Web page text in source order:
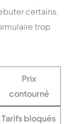
certains.
trop
Prix
contourné
Tarifs bloqués